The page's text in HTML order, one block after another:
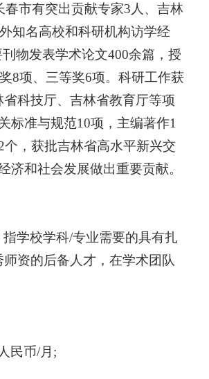
市有突出贡献专家3人、吉林
知名高校和科研机构访学经
物发表学术论文400余篇，授
8项、三等奖6项。科研工作获
科技厅、吉林省教育厅等项
标准与规范10项，主编著作1
，获批吉林省高水平新兴交
和社会发展做出重要贡献。
学校学科/专业需要的具有扎
资的后备人才，在学术团队
民币/月;